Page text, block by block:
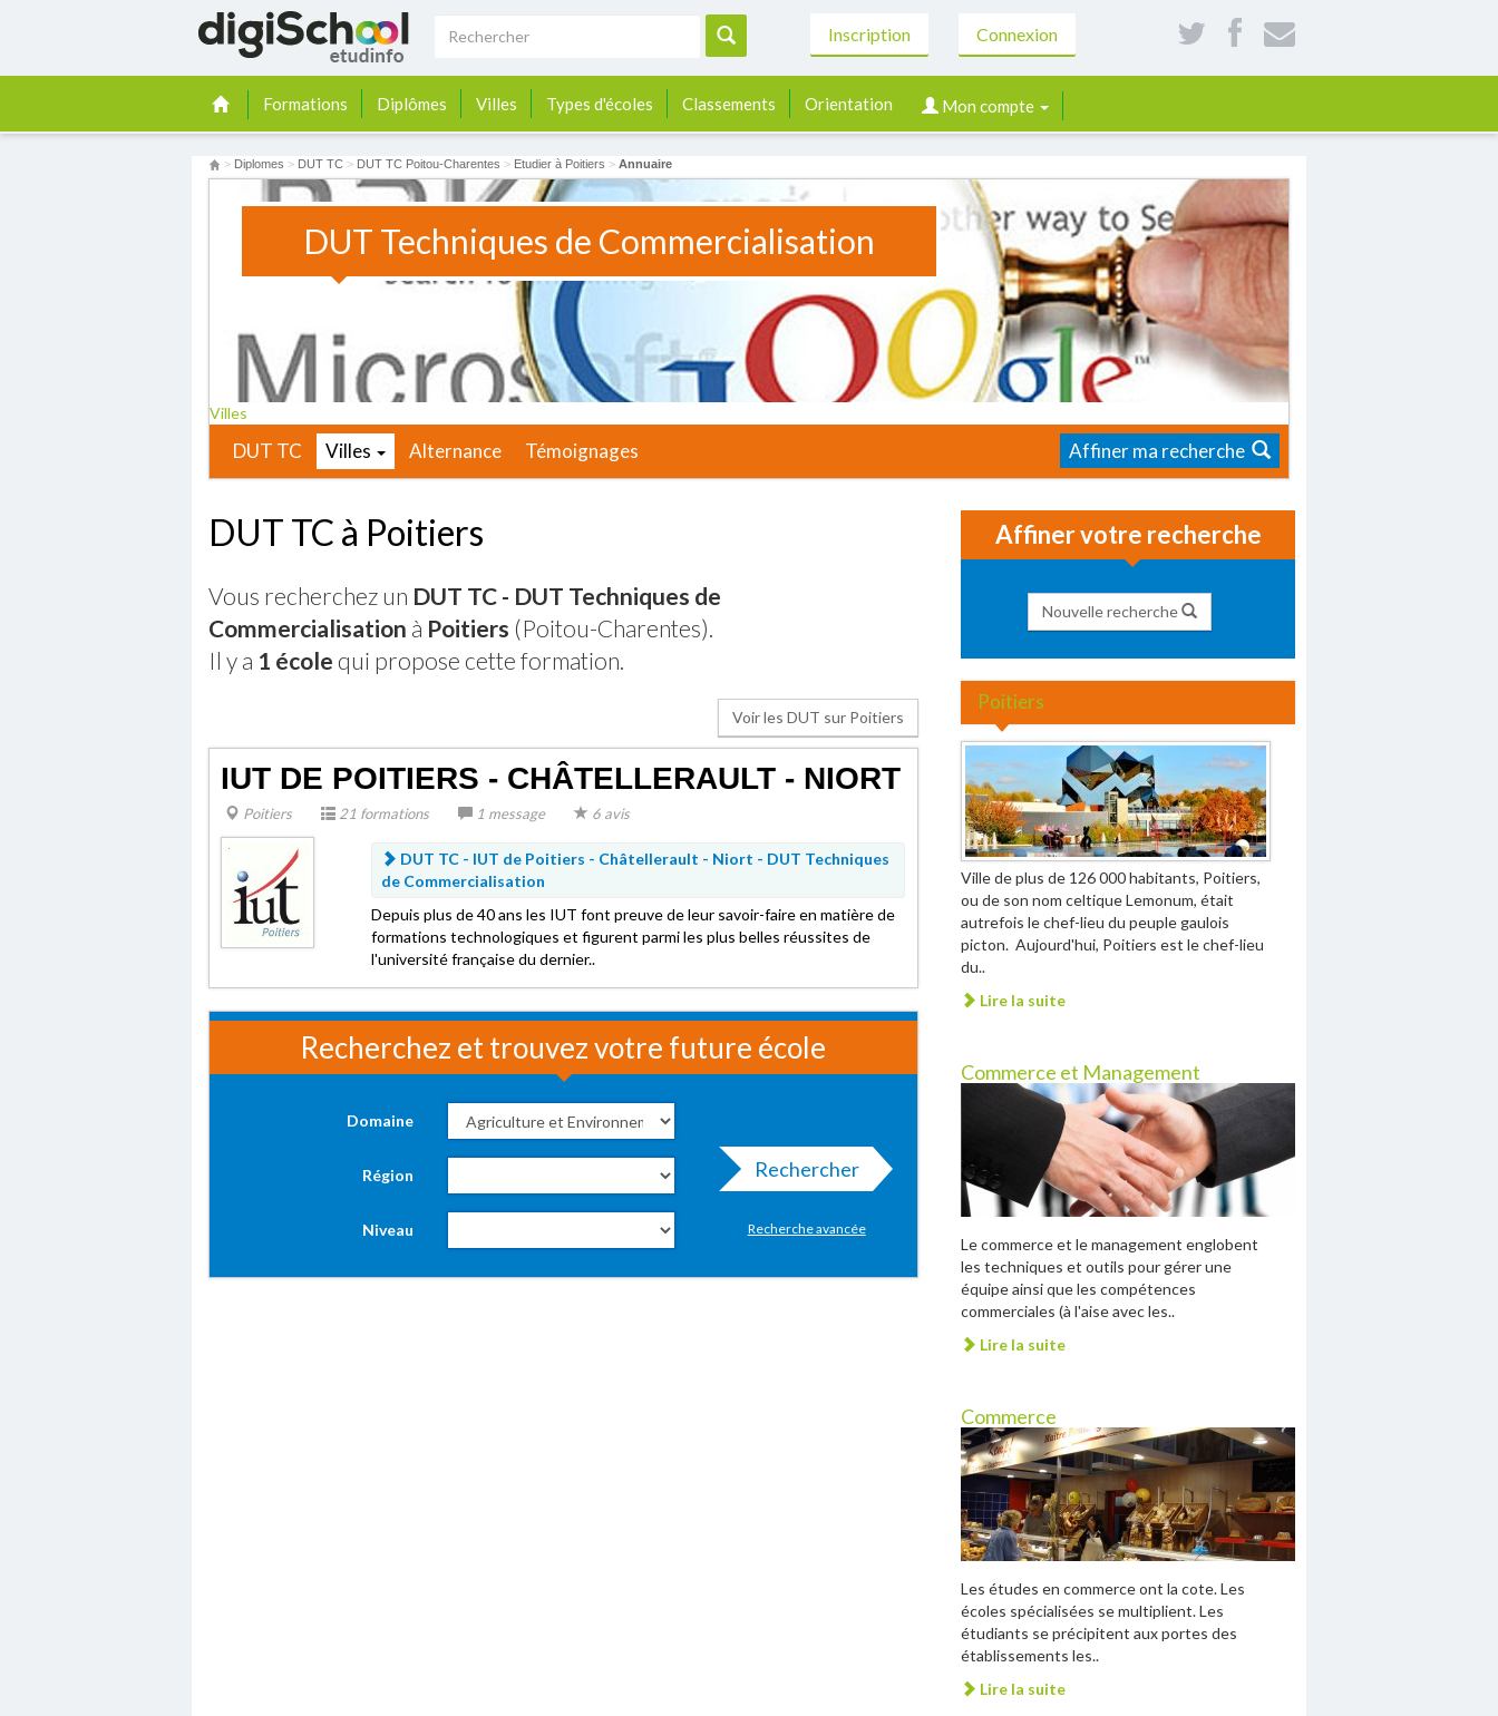
Inscription Connexion
Formations Diplômes Villes Types d'écoles Classements Orientation Mon compte
> Diplomes > DUT TC > DUT TC Poitou-Charentes > Etudier à Poitiers > Annuaire
DUT Techniques de Commercialisation
Villes
DUT TC Villes Alternance Témoignages Affiner ma recherche
DUT TC à Poitiers
Vous recherchez un DUT TC - DUT Techniques de
Commercialisation à Poitiers (Poitou-Charentes).
Il y a 1 école qui propose cette formation.
Voir les DUT sur Poitiers
IUT DE POITIERS - CHÂTELLERAULT - NIORT
Poitiers 21 formations 1 message 6 avis
DUT TC - IUT de Poitiers - Châtellerault - Niort - DUT Techniques
de Commercialisation
Depuis plus de 40 ans les IUT font preuve de leur savoir-faire en matière de
formations technologiques et figurent parmi les plus belles réussites de
l'université française du dernier..
Recherchez et trouvez votre future école
Domaine
Région
Niveau
Rechercher
Recherche avancée
Affiner votre recherche
Nouvelle recherche
Poitiers
Ville de plus de 126 000 habitants, Poitiers,
ou de son nom celtique Lemonum, était
autrefois le chef-lieu du peuple gaulois
picton. Aujourd'hui, Poitiers est le chef-lieu
du..
Lire la suite
Commerce et Management
Le commerce et le management englobent
les techniques et outils pour gérer une
équipe ainsi que les compétences
commerciales (à l'aise avec les..
Lire la suite
Commerce
Les études en commerce ont la cote. Les
écoles spécialisées se multiplient. Les
étudiants se précipitent aux portes des
établissements les..
Lire la suite